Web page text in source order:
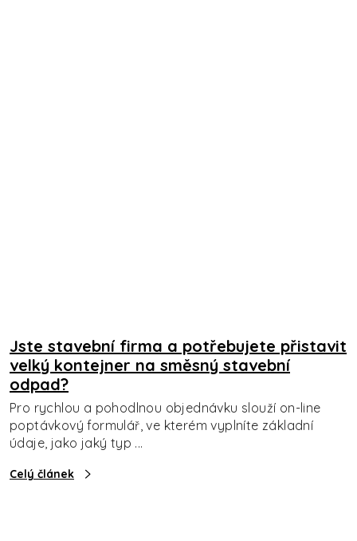
Jste stavební firma a potřebujete přistavit
velký kontejner na směsný stavební
odpad?
Pro rychlou a pohodlnou objednávku slouží on-line
poptávkový formulář, ve kterém vyplníte základní
údaje, jako jaký typ ...
Celý článek